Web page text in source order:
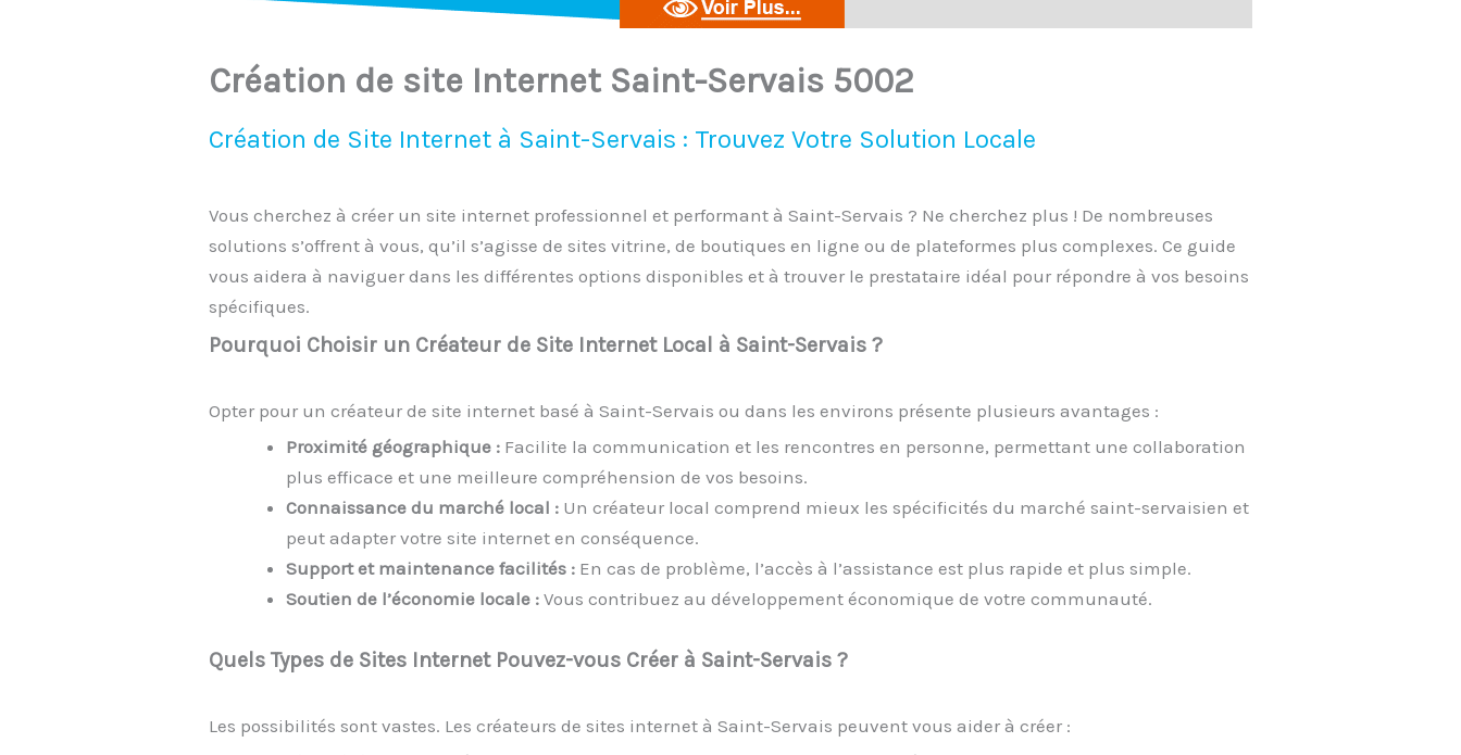
Création de site Internet Saint-Servais 5002
Création de Site Internet à Saint-Servais : Trouvez Votre Solution Locale
Vous cherchez à créer un site internet professionnel et performant à Saint-Servais ? Ne cherchez plus ! De nombreuses
solutions s’offrent à vous, qu’il s’agisse de sites vitrine, de boutiques en ligne ou de plateformes plus complexes. Ce guide
vous aidera à naviguer dans les différentes options disponibles et à trouver le prestataire idéal pour répondre à vos besoins
spécifiques.
Pourquoi Choisir un Créateur de Site Internet Local à Saint-Servais ?
Opter pour un créateur de site internet basé à Saint-Servais ou dans les environs présente plusieurs avantages :
Proximité géographique : Facilite la communication et les rencontres en personne, permettant une collaboration
plus efficace et une meilleure compréhension de vos besoins.
Connaissance du marché local : Un créateur local comprend mieux les spécificités du marché saint-servaisien et
peut adapter votre site internet en conséquence.
Support et maintenance facilités : En cas de problème, l’accès à l’assistance est plus rapide et plus simple.
Soutien de l’économie locale : Vous contribuez au développement économique de votre communauté.
Quels Types de Sites Internet Pouvez-vous Créer à Saint-Servais ?
Les possibilités sont vastes. Les créateurs de sites internet à Saint-Servais peuvent vous aider à créer :